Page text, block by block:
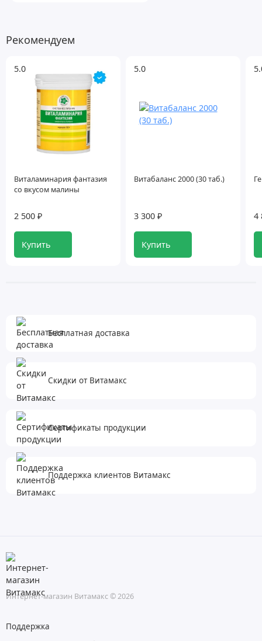
Рекомендуем
5.0
Виталаминария фантазия
со вкусом малины
2 500 ₽
Купить
5.0
Витабаланс 2000 (30 таб.)
3 300 ₽
Купить
4
Бесплатная доставка
Скидки от Витамакс
Сертификаты продукции
Поддержка клиентов Витамакс
Интернет-магазин Витамакс © 2026
Поддержка